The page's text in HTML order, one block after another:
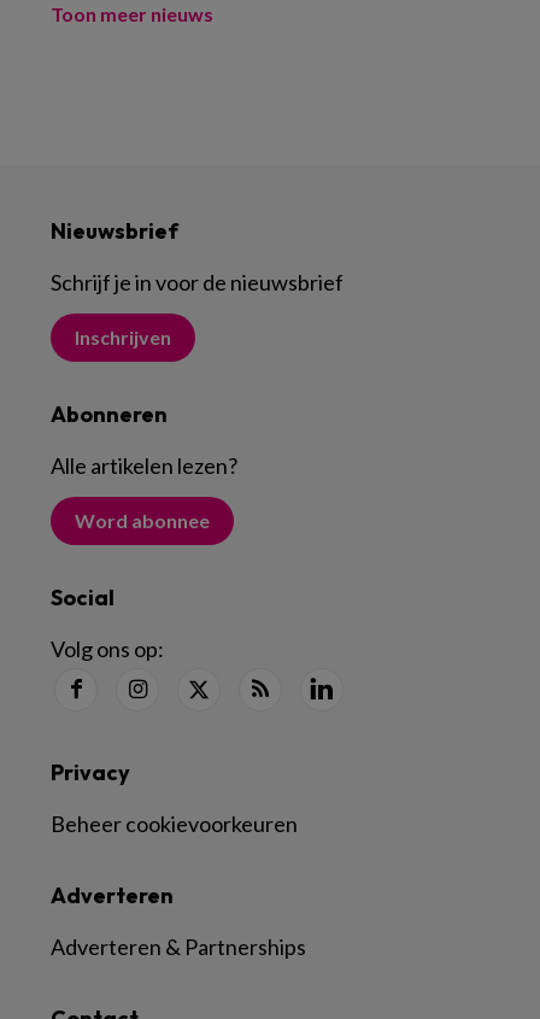
Toon meer nieuws
Nieuwsbrief
Schrijf je in voor de nieuwsbrief
Inschrijven
Abonneren
Alle artikelen lezen?
Word abonnee
Social
Volg ons op:
Adverteren
Adverteren & Partnerships
Privacy
Beheer cookievoorkeuren